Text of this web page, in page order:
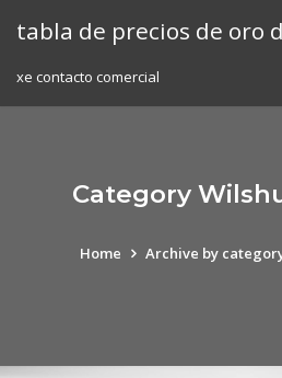
tabla de precios de oro
xe contacto comercial
Category
Home Archive by